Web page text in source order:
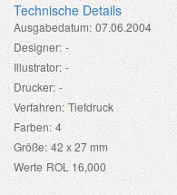
Technische Details
Ausgabedatum: 07.06.2004
Designer: -
Illustrator: -
Drucker: -
Verfahren: Tiefdruck
Farben: 4
Größe: 42 x 27 mm
Werte ROL 16,000